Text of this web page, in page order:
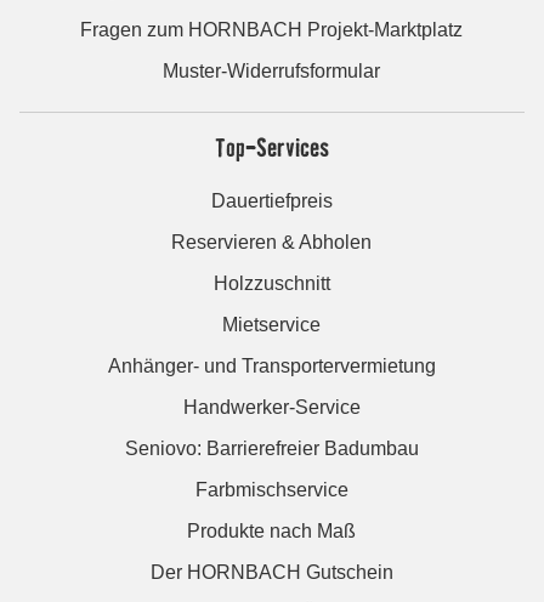
Fragen zum HORNBACH Projekt-Marktplatz
Muster-Widerrufsformular
Top-Services
Dauertiefpreis
Reservieren & Abholen
Holzzuschnitt
Mietservice
Anhänger- und Transportervermietung
Handwerker-Service
Seniovo: Barrierefreier Badumbau
Farbmischservice
Produkte nach Maß
Der HORNBACH Gutschein